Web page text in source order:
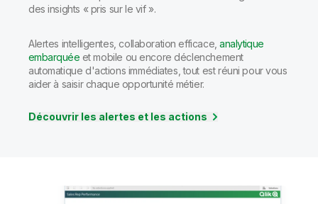
des insights « pris sur le vif ».
Alertes intelligentes, collaboration efficace,analytique
embarquée et mobile ou encore déclenchement
automatique d'actions immédiates, tout est réuni pour vous
aider à saisir chaque opportunité métier.
Découvrir les alertes et les actions